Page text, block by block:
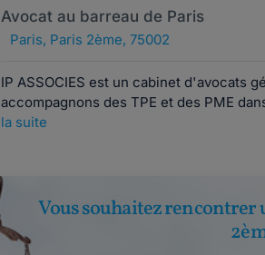
Avocat au barreau de Paris
Paris, Paris 2ème, 75002
IP ASSOCIES est un cabinet d'avocats
accompagnons des TPE et des PME
la suite
Vous souhaitez rencontrer